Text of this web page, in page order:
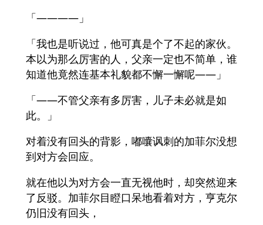
「――――」
「我也是听说过，他可真是个了不起的家伙。
本以为那么厉害的人，父亲一定也不简单，谁
知道他竟然连基本礼貌都不懈一懈呢——」
「——不管父亲有多厉害，儿子未必就是如
此。」
对着没有回头的背影，嘟囔讽刺的加菲尔没想
到对方会回应。
就在他以为对方会一直无视他时，却突然迎来
了反驳。加菲尔目瞪口呆地看着对方，亨克尔
仍旧没有回头，